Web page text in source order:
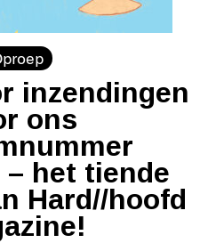
inzendingen
ons
– het tiende
Hard//hoofd